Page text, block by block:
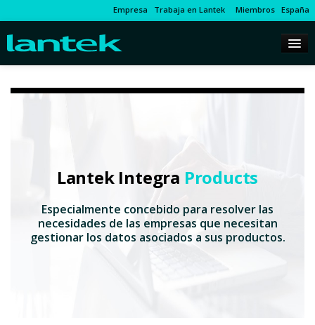
Empresa Trabaja en Lantek Miembros España
Lantek Integra Products
Especialmente concebido para resolver las
necesidades de las empresas que necesitan
gestionar los datos asociados a sus productos.